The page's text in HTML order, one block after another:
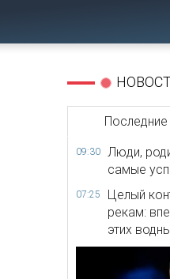
Последние
09:30
Люди,
самые
07:25
Целый
рекам:
этих